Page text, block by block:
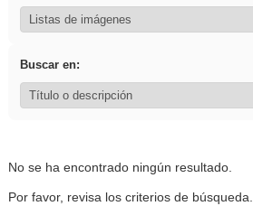
Buscar en:
No se ha encontrado ningún resultado.
Por favor, revisa los criterios de búsqueda.